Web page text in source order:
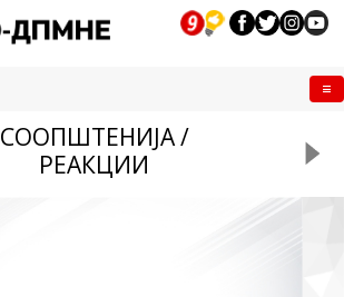
СООПШТЕНИЈА /
РЕАКЦИИ